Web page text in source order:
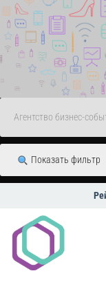
Агентство бизнес-
Показать фильтр